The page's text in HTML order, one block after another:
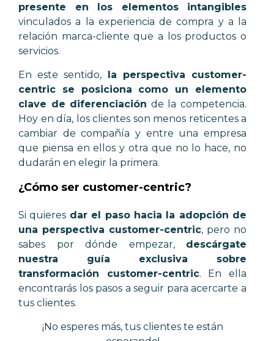
presente en los elementos intangibles
vinculados a la experiencia de compra y a la
relación marca-cliente que a los productos o
servicios.
En este sentido, la perspectiva customer-
centric se posiciona como un elemento
clave de diferenciación de la competencia.
Hoy en día, los clientes son menos reticentes a
cambiar de compañía y entre una empresa
que piensa en ellos y otra que no lo hace, no
dudarán en elegir la primera.
¿Cómo ser customer-centric?
Si quieres dar el paso hacia la adopción de
una perspectiva customer-centric, pero no
sabes por dónde empezar, descárgate
nuestra guía exclusiva sobre
transformación customer-centric. En ella
encontrarás los pasos a seguir para acercarte a
tus clientes.
¡No esperes más, tus clientes te están